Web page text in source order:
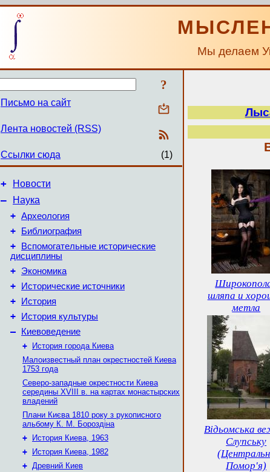
Мы делаем
?
Письмо на сайт
Лента новостей (RSS)
Ссылки сюда (1)
+ Новости
–
Наука
+ Археология
+ Библиография
+
Вспомогательные исторические
дисциплины
+ Экономика
+ Исторические источники
+ История
+ История культуры
– Киевоведение
+
История города Киева
Малоизвестный план окрестностей Киева
1753 года
Северо-западные окрестности Киева
середины XVIII в. на картах монастырских
владений
Плани Києва 1810 року з рукописного
альбому К. М. Бороздіна
+
История Киева, 1963
+
История Киева, 1982
+ Древний Киев
шляпа и
метла
Відьомська
Слупську
Помор'я)